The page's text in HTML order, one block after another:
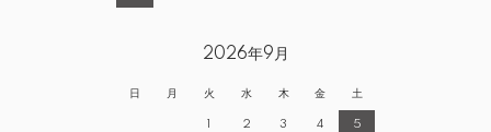
2026年9月
日 月 火 水 木 金 土
1 2 3 4 5